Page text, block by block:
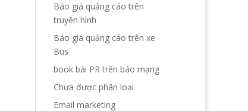
Báo giá quảng cáo trên
truyền hình
Báo giá quảng cáo trên xe
Bus
book bài PR trên báo mạng
Chưa được phân loại
Email marketing